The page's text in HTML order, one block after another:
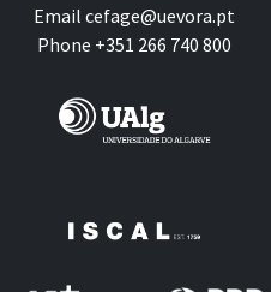
Email cefage@uevora.pt
Phone +351 266 740 800